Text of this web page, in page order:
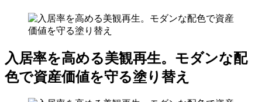
入居率を高める美観再生。モダンな配
色で資産価値を守る塗り替え